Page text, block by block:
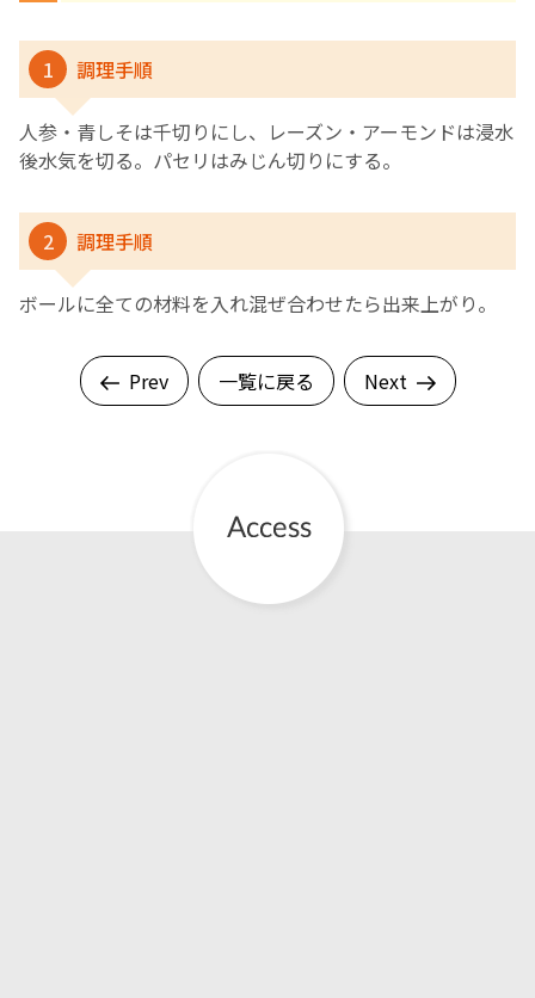
1 調理手順
人参・青しそは千切りにし、レーズン・アーモンドは浸水
後水気を切る。パセリはみじん切りにする。
2 調理手順
ボールに全ての材料を入れ混ぜ合わせたら出来上がり。
Prev 一覧に戻る Next